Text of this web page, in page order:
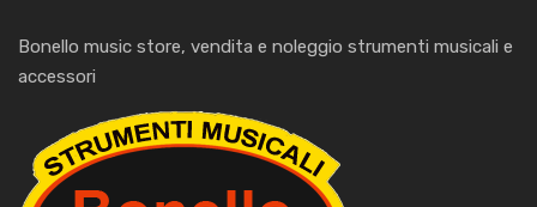
Bonello music store, vendita e noleggio strumenti musicali e
accessori